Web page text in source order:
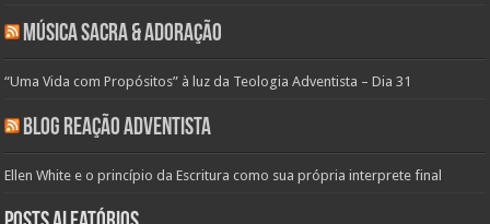
Música Sacra & Adoração
“Uma Vida com Propósitos” à luz da Teologia Adventista – Dia 31
Blog Reação Adventista
Ellen White e o princípio da Escritura como sua própria interprete final